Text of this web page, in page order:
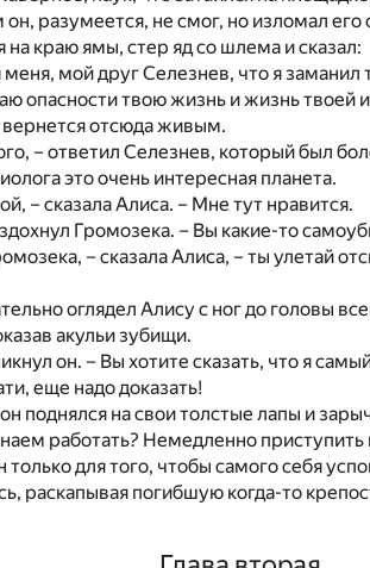
разумеется, не смог, но изломал его
на краю ямы, стер яд со шлема и сказал:
мой друг Селезнев, что я заманил
опасности твою жизнь и жизнь твоей
вернется отсюда живым.
– ответил Селезнев, который был
это очень интересная планета.
– сказала Алиса. – Мне тут нравится.
Громозека. – Вы какие-то
– сказала Алиса, – ты улетай
оглядел Алису с ног до головы
акульи зубищи.
он. – Вы хотите сказать, что я
еще надо доказать!
поднялся на свои толстые лапы и
работать? Немедленно приступить
только для того, чтобы самого себя
раскапывая погибшую когда-то